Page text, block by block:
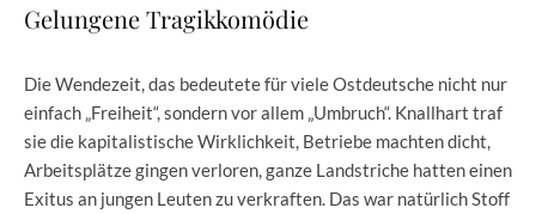
Gelungene Tragikkomödie
Die Wendezeit, das bedeutete für viele Ostdeutsche nicht nur
einfach „Freiheit“, sondern vor allem „Umbruch“. Knallhart traf
sie die kapitalistische Wirklichkeit, Betriebe machten dicht,
Arbeitsplätze gingen verloren, ganze Landstriche hatten einen
Exitus an jungen Leuten zu verkraften. Das war natürlich Stoff